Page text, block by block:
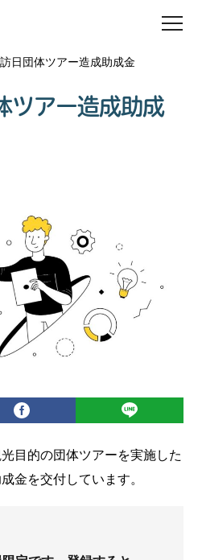
会員登録
日団体ツアー造成助成金
ツアー造成助成
目的の団体ツアーを実施した
金を交付しています。